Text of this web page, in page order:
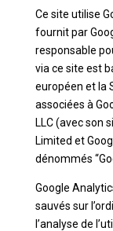
Ce site utilise
fournit par
responsable
via ce site est
européen et la
associées à
LLC (avec son
Limited et
dénommés
Google
sauvés sur
l’analyse de